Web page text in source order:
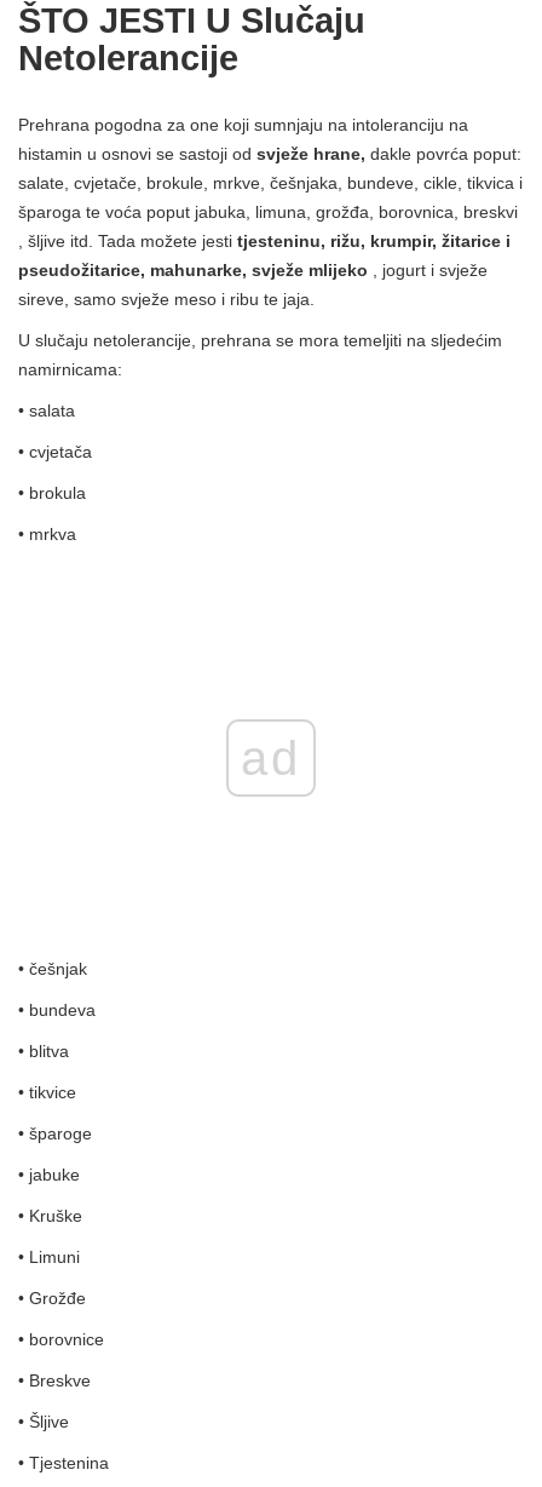
ŠTO JESTI U Slučaju
Netolerancije
Prehrana pogodna za one koji sumnjaju na intoleranciju na
histamin u osnovi se sastoji od svježe hrane, dakle povrća poput:
salate, cvjetače, brokule, mrkve, češnjaka, bundeve, cikle, tikvica i
šparoga te voća poput jabuka, limuna, grožđa, borovnica, breskvi
, šljive itd. Tada možete jesti tjesteninu, rižu, krumpir, žitarice i
pseudožitarice, mahunarke, svježe mlijeko , jogurt i svježe
sireve, samo svježe meso i ribu te jaja.
U slučaju netolerancije, prehrana se mora temeljiti na sljedećim
namirnicama:
• salata
• cvjetača
• brokula
• mrkva
ad
• češnjak
• bundeva
• blitva
• tikvice
• šparoge
• jabuke
• Kruške
• Limuni
• Grožđe
• borovnice
• Breskve
• Šljive
• Tjestenina